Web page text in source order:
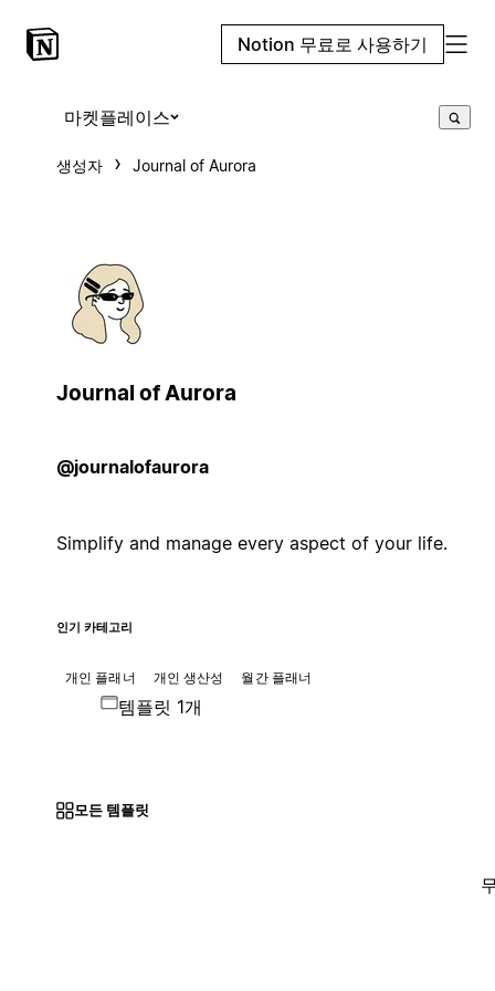
Notion 무료로 사용하기
마켓플레이스
생성자 Journal of Aurora
Journal of Aurora
@journalofaurora
Simplify and manage every aspect of your life.
인기 카테고리
개인 플래너 개인 생산성 월간 플래너
템플릿 1개
모든 템플릿